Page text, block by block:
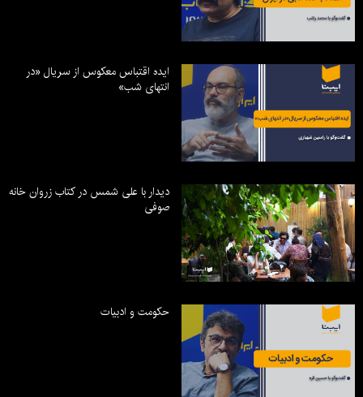
ایده اقتباس معکوس از سریال «در
انتهای شب»
دیدار با علی شمس در کتاب زروان خانه
صوفی
حکومت و ادبیات